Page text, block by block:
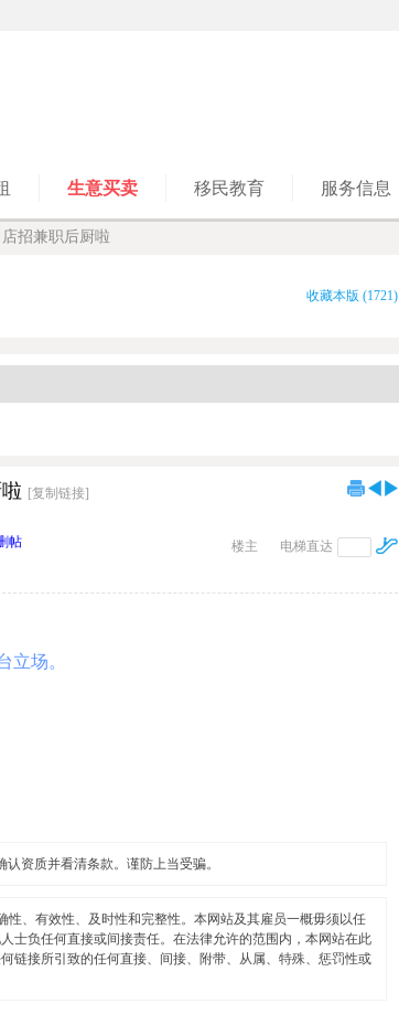
生意买卖 移民教育 服务信息
招兼职后厨啦
收藏本版 (1721)
[复制链接]
电梯直达
楼主
帖
立场。
资质并看清条款。谨防上当受骗。
、有效性、及时性和完整性。本网站及其雇员一概毋须以任
士负任何直接或间接责任。在法律允许的范围内，本网站在此
链接所引致的任何直接、间接、附带、从属、特殊、惩罚性或